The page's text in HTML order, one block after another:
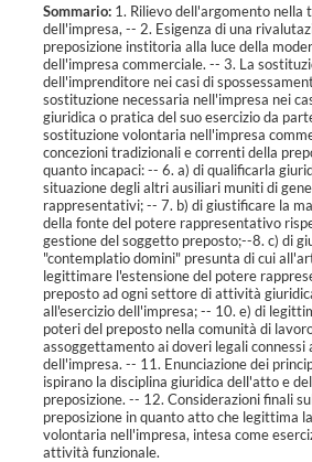
Sommario:1. Rilievo dell'argomento nella
dell'impresa, -- 2. Esigenza di una
preposizione institoria alla luce della
dell'impresa commerciale. -- 3. La
dell'imprenditore nei casi di
sostituzione necessaria nell'impresa nei
giuridica o pratica del suo esercizio da
sostituzione volontaria nell'impresa
concezioni tradizionali e correnti della
quanto incapaci: -- 6. a) di qualificarla
situazione degli altri ausiliari muniti di
rappresentativi; -- 7. b) di giustificare la
della fonte del potere rappresentativo
gestione del soggetto preposto;--8. c) di
"contemplatio domini" presunta di cui
legittimare l'estensione del potere
preposto ad ogni settore di attività
all'esercizio dell'impresa; -- 10. e) di
poteri del preposto nella comunità di
assoggettamento ai doveri legali connessi
dell'impresa. -- 11. Enunciazione dei
ispirano la disciplina giuridica dell'atto e
preposizione. -- 12. Considerazioni finali
preposizione in quanto atto che legittima
volontaria nell'impresa, intesa come
attività funzionale.